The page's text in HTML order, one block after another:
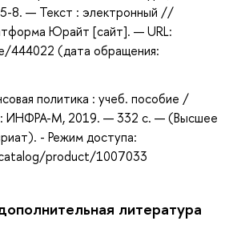
8. — Текст : электронный //
Юрайт [сайт]. — URL:
(дата обращения:
политика : учеб. пособие /
ИНФРА-М, 2019. — 332 с. — (Высшее
- Режим доступа:
product/1007033
литература